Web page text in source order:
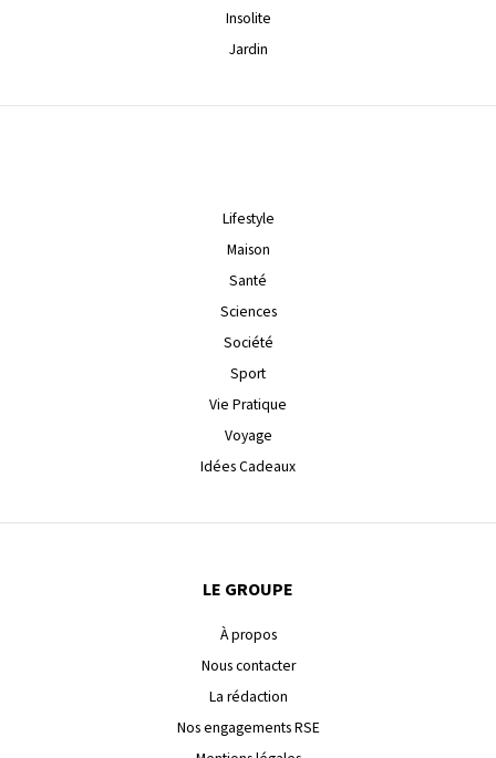
Insolite
Jardin
Lifestyle
Maison
Santé
Sciences
Société
Sport
Vie Pratique
Voyage
Idées Cadeaux
LE GROUPE
À propos
Nous contacter
La rédaction
Nos engagements RSE